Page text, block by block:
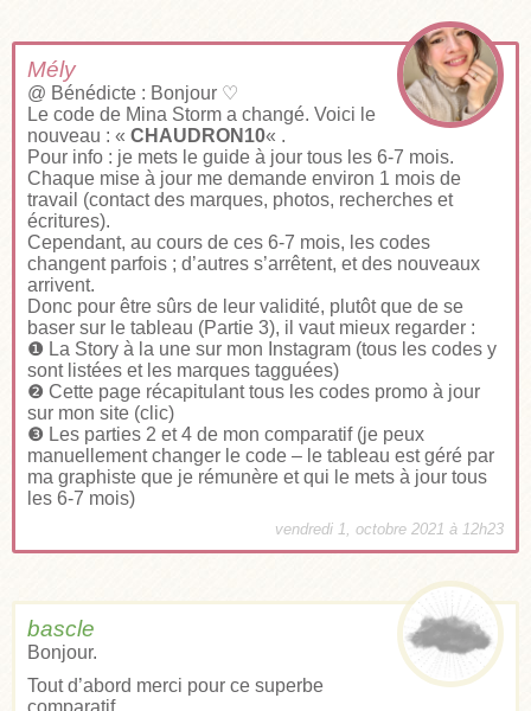
Mély
@ Bénédicte : Bonjour ♡
Le code de Mina Storm a changé. Voici le
nouveau : « CHAUDRON10« .
Pour info : je mets le guide à jour tous les 6-7 mois.
Chaque mise à jour me demande environ 1 mois de
travail (contact des marques, photos, recherches et
écritures).
Cependant, au cours de ces 6-7 mois, les codes
changent parfois ; d’autres s’arrêtent, et des nouveaux
arrivent.
Donc pour être sûrs de leur validité, plutôt que de se
baser sur le tableau (Partie 3), il vaut mieux regarder :
❶ La Story à la une sur mon Instagram (tous les codes y
sont listées et les marques tagguées)
❷ Cette page récapitulant tous les codes promo à jour
sur mon site (clic)
❸ Les parties 2 et 4 de mon comparatif (je peux
manuellement changer le code – le tableau est géré par
ma graphiste que je rémunère et qui le mets à jour tous
les 6-7 mois)
vendredi 1, octobre 2021 à 12h23
bascle
Bonjour.
Tout d’abord merci pour ce superbe
comparatif.